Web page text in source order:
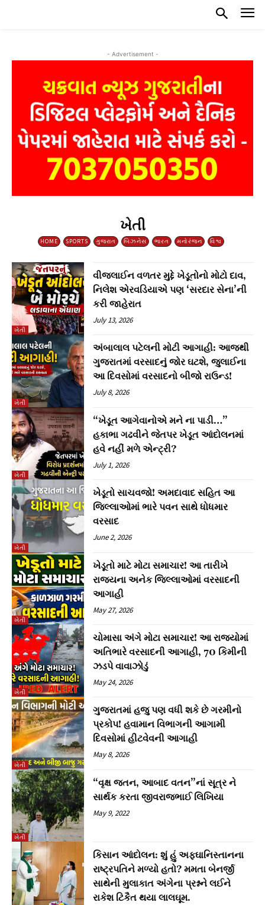
- Advertisement -
ખેતી
HOME SPORTS ગુજરાત બિઝનેસ ભારત મનોરંજન વિશ્વ
ખેતી
વીજલાઈન વળતર મુદ્દે ખેડૂતોનો મોટો દાવ,
નિલેશ એરવડિયાએ પણ ‘સરદાર સેના’ની
કરી જાહેરાત
July 13, 2026
ખેતી
અંબાલાલ પટેલની મોટી આગાહી: આજથી
ગુજરાતમાં વરસાદનું જોર ઘટશે, જુલાઈના
આ દિવસોમાં વરસાદનો બીજો રાઉન્ડ!
July 8, 2026
ખેતી
“ખેડૂત આગેવાનોએ મને ના પાડી…”
હકાભા ગઢવીને જેતપર ખેડૂત આંદોલનમાં
હવે નહીં મળે એન્ટ્રી?
July 1, 2026
ખેતી
ખેડૂતો સાચવજો! અમદાવાદ સહિત આ
જિલ્લાઓમાં ભારે પવન સાથે ધોધમાર
વરસાદ
June 2, 2026
ખેતી
ખેડૂતો માટે મોટા સમાચાર! આ તારીખે
રાજ્યના અનેક જિલ્લાઓમાં વરસાદની
આગાહી
May 27, 2026
ખેતી
ચોમાસા અંગે મોટા સમાચાર! આ રાજ્યોમાં
અતિભારે વરસાદની આગાહી, 70 કિમીની
ઝડપે વાવાઝોડું
May 24, 2026
ખેતી
ગુજરાતમાં હજુ પણ વધી શકે છે ગરમીનો
પ્રકોપ! હવામાન વિભાગની આગામી
દિવસોમાં હીટવેવની આગાહી
May 8, 2026
ખેતી
“વૃક્ષ જતન, આબાદ વતન”નાં સૂત્ર ને
સાર્થક કરતા જીવરાજભાઈ લિખિયા
May 9, 2022
કિસાન આંદોલન: શું હું અફઘાનિસ્તાનના
રાષ્ટ્રપતિને મળ્યો હતો? મમતા બેનર્જી
સાથેની મુલાકાત અંગેના પ્રશ્નને લઈને
રાકેશ ટિકૈત થયા લાલઘૂમ.